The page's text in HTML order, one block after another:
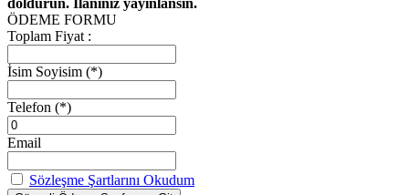
ÖDEME FORMU
Toplam Fiyat :
İsim Soyisim (*)
Telefon (*)
Email
Sözleşme Şartlarını Okudum